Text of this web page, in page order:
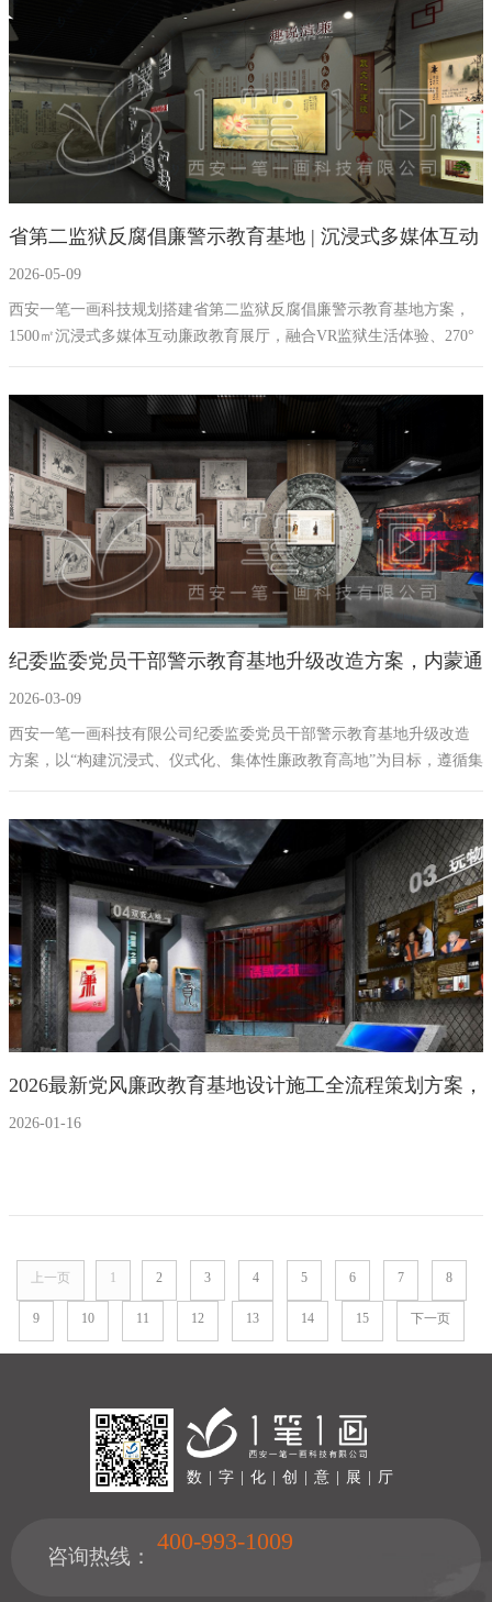
板块，采用寓教于乐的形式，潜移默化的增强廉政教育的深度。
省第二监狱反腐倡廉警示教育基地 | 沉浸式多媒体互动
廉政教育展厅设计施工 | 西安一笔一画
2026-05-09
西安一笔一画科技规划搭建省第二监狱反腐倡廉警示教育基地方案，
1500㎡沉浸式多媒体互动廉政教育展厅，融合VR监狱生活体验、270°
环幕投影、大数据反腐可视化、忏悔墙互动投影等前沿技术，打造"清
年展厅建设经验。
纪委监委党员干部警示教育基地升级改造方案，内蒙通
辽沉浸式廉政警示教育基地设计方案施工一体化公司
2026-03-09
西安一笔一画科技有限公司纪委监委党员干部警示教育基地升级改造
方案，以“构建沉浸式、仪式化、集体性廉政教育高地”为目标，遵循集
体共鸣、沉浸体验、文化赋能三大原则。方案以“四幕沉浸式仪式剧”为
古马、科尔沁非遗等本土元素，聚焦本土典型案例警示，配套高规格
技术保障与蒙汉双语适配。全程可按需定制，配备专业服务与合规保
障，打造有本土灵魂、有震慑力的廉政教育阵地，为营造风清气正的
政治生态提供坚实支撑。
2026最新党风廉政教育基地设计施工全流程策划方案，
一笔一画反腐倡廉教育基地设计施工公司
2026-01-16
上一页 1 2 3 4 5 6 7 8
9 10 11 12 13 14 15 下一页
数 | 字 | 化 | 创 | 意 | 展 | 厅
咨询热线：
400-993-1009